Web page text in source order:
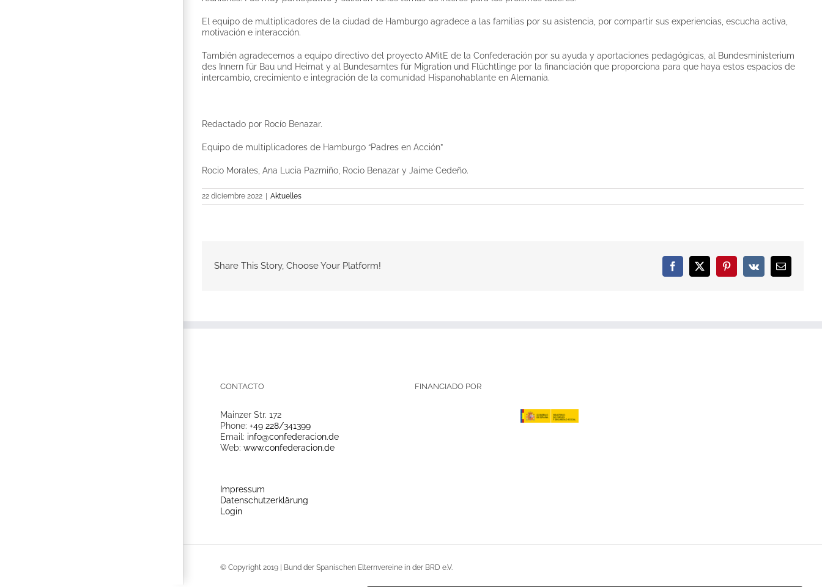
El equipo de multiplicadores de la ciudad de Hamburgo agradece a las familias por su asistencia, por compartir sus experiencias, escucha activa,
motivación e interacción.
También agradecemos a equipo directivo del proyecto AMitE de la Confederación por su ayuda y aportaciones pedagógicas, al Bundesministerium
des Innern für Bau und Heimat y al Bundesamtes für Migration und Flüchtlinge por la financiación que proporciona para que haya estos espacios de
intercambio, crecimiento e integración de la comunidad Hispanohablante en Alemania.
Redactado por Rocío Benazar.
Equipo de multiplicadores de Hamburgo “Padres en Acción”
Rocio Morales, Ana Lucia Pazmiño, Rocio Benazar y Jaime Cedeño.
22 diciembre 2022 Aktuelles
Share This Story, Choose Your Platform! Facebook
X Pinterest
Vk Email
CONTACTO
Mainzer Str. 172
Phone: +49 228/341399
Email: info@confederacion.de
Web: www.confederacion.de
Impressum
Datenschutzerklärung
Login
FINANCIADO POR
© Copyright 2019 | Bund der Spanischen Elternvereine in der BRD e.V.